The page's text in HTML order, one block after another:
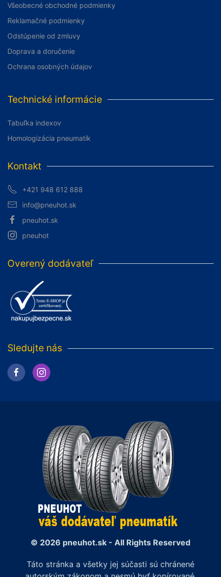
Všeobecné obchodné podmienky
Reklamačné podmienky
Odstúpenie od zmluvy
Doprava a doručenie
Ochrana osobných údajov
Technické informácie
Tabuľka indexov
Homologizácia pneumatík
Kontakt
+421 948 612 888
info@pneuhot.sk
pneuhot.sk
pneuhot
Overený dodávateľ
Sledujte nás
© 2026 pneuhot.sk - All Rights Reserved
Táto stránka a všetky jej súčasti sú chránené